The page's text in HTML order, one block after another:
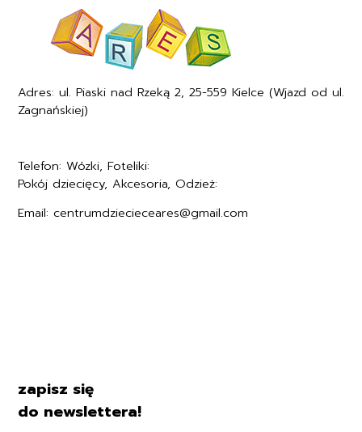
Adres: ul. Piaski nad Rzeką 2, 25-559 Kielce (Wjazd od ul.
Zagnańskiej)
Telefon: Wózki, Foteliki:
Pokój dziecięcy, Akcesoria, Odzież:
Email: centrumdziecieceares@gmail.com
zapisz się
do newslettera!